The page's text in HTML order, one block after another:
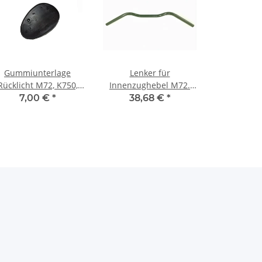
Gummiunterlage
M72, K750,
Dnepr, DKW, NSU.
7,00 € *
Lenker für
Innenzughebel M72.
Grün lackiert.
38,68 € *